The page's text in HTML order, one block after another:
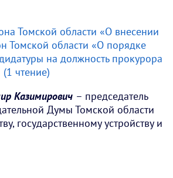
Томской области «О внесении
Томской области «О порядке
на должность прокурора
чтение)
Казимирович – председатель
Думы Томской области
государственному устройству и